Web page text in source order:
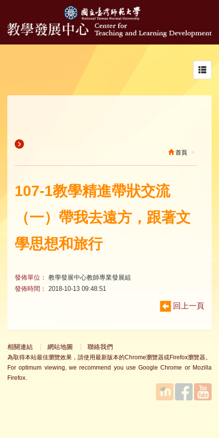
首頁
107-1教學精進帶狀交流
（一）帶我去遠方，跟著文
學思想和旅行
發佈單位： 教學發展中心教師專業發展組
發佈時間：
2018-10-13 09:48:51
回上一頁
相關連結 網站地圖 聯絡我們
為取得本站最佳瀏覽效果，請使用最新版本的Chrome瀏覽器或Firefox瀏覽器。
For optimum viewing, we recommend you use Google Chrome or Mozilla
Firefox.